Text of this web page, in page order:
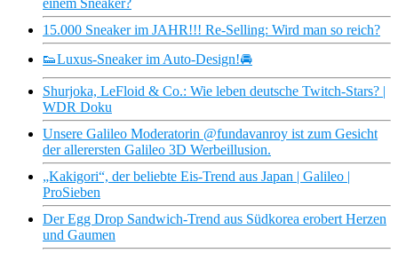
einem Sneaker?
15.000 Sneaker im JAHR!!! Re-Selling: Wird man so reich?
👟Luxus-Sneaker im Auto-Design!🚘
Shurjoka, LeFloid & Co.: Wie leben deutsche Twitch-Stars? |
WDR Doku
Unsere Galileo Moderatorin @fundavanroy ist zum Gesicht
der allerersten Galileo 3D Werbeillusion.
„Kakigori“, der beliebte Eis-Trend aus Japan | Galileo |
ProSieben
Der Egg Drop Sandwich-Trend aus Südkorea erobert Herzen
und Gaumen